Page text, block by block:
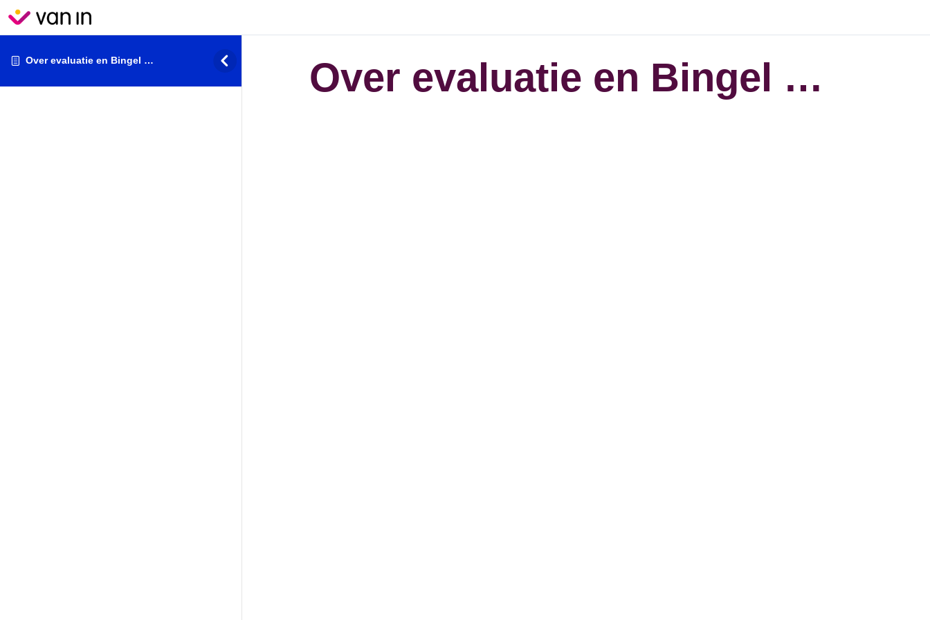
Over evaluatie en Bingel … Over evaluatie en Bingel …